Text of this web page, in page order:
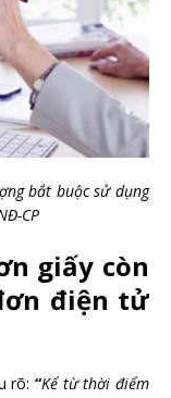
bắt buộc sử dụng
CP
giấy còn
điện tử
rõ: “Kể từ thời điểm